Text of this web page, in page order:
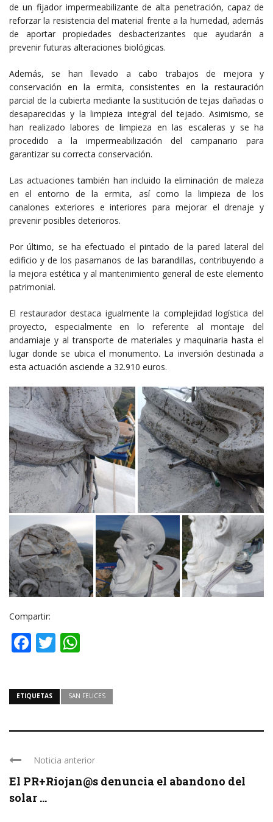
de un fijador impermeabilizante de alta penetración, capaz de
reforzar la resistencia del material frente a la humedad, además
de aportar propiedades desbacterizantes que ayudarán a
prevenir futuras alteraciones biológicas.
Además, se han llevado a cabo trabajos de mejora y
conservación en la ermita, consistentes en la restauración
parcial de la cubierta mediante la sustitución de tejas dañadas o
desaparecidas y la limpieza integral del tejado. Asimismo, se
han realizado labores de limpieza en las escaleras y se ha
procedido a la impermeabilización del campanario para
garantizar su correcta conservación.
Las actuaciones también han incluido la eliminación de maleza
en el entorno de la ermita, así como la limpieza de los
canalones exteriores e interiores para mejorar el drenaje y
prevenir posibles deterioros.
Por último, se ha efectuado el pintado de la pared lateral del
edificio y de los pasamanos de las barandillas, contribuyendo a
la mejora estética y al mantenimiento general de este elemento
patrimonial.
El restaurador destaca igualmente la complejidad logística del
proyecto, especialmente en lo referente al montaje del
andamiaje y al transporte de materiales y maquinaria hasta el
lugar donde se ubica el monumento. La inversión destinada a
esta actuación asciende a 32.910 euros.
Compartir:
Facebook
Twitter
ETIQUETAS SAN FELICES
Noticia anterior
El PR+Riojan@s denuncia el abandono del
solar ...